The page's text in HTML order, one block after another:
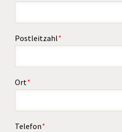
Postleitzahl*
Ort*
Telefon*